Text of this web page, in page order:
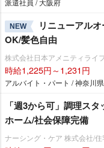
派遣社員 / 大阪府
NEW
リニューアル
OK/髪色自由
株式会社日本アメニティライ
時給1,225円～1,231円
アルバイト・パート / 神奈川県
「週3から可」調理ス
ホーム/社会保障完備
ナーシング・ケア 株式会社/